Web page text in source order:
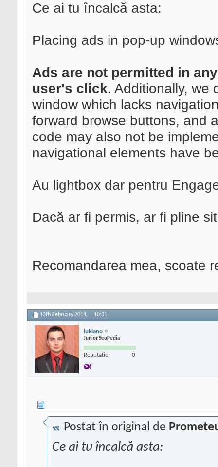
Ce ai tu încalcă asta:
Placing ads in pop-up
Ads are not permitted in
user's click. Additionally, we
window which lacks
forward browse buttons, and
code may also not be
navigational elements have
Au lightbox dar pentru
Dacă ar fi permis, ar fi pline
Recomandarea mea, scoate
13th February 2014, 10:31
lukiano
Junior SeoPedia
Reputatie: 0
Postat în original de
Ce ai tu încalcă asta: